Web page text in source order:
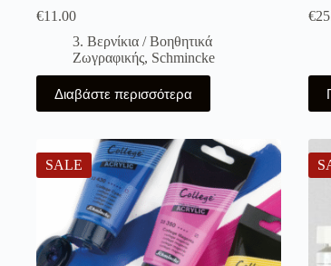
€11.00
3. Βερνίκια / Βοηθητικά
Ζωγραφικής, Schmincke
Διαβάστε περισσότερα
€
SALE